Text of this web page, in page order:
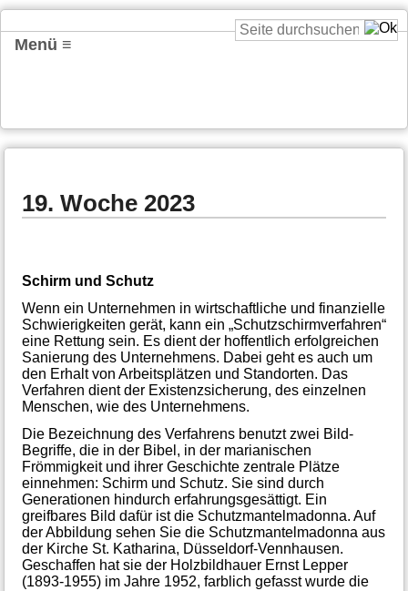
Menü ≡
19. Woche 2023
Schirm und Schutz
Wenn ein Unternehmen in wirtschaftliche und finanzielle
Schwierigkeiten gerät, kann ein „Schutzschirmverfahren“
eine Rettung sein. Es dient der hoffentlich erfolgreichen
Sanierung des Unternehmens. Dabei geht es auch um
den Erhalt von Arbeitsplätzen und Standorten. Das
Verfahren dient der Existenzsicherung, des einzelnen
Menschen, wie des Unternehmens.
Die Bezeichnung des Verfahrens benutzt zwei Bild-
Begriffe, die in der Bibel, in der marianischen
Frömmigkeit und ihrer Geschichte zentrale Plätze
einnehmen: Schirm und Schutz. Sie sind durch
Generationen hindurch erfahrungsgesättigt. Ein
greifbares Bild dafür ist die Schutzmantelmadonna. Auf
der Abbildung sehen Sie die Schutzmantelmadonna aus
der Kirche St. Katharina, Düsseldorf-Vennhausen.
Geschaffen hat sie der Holzbildhauer Ernst Lepper
(1893-1955) im Jahre 1952, farblich gefasst wurde die